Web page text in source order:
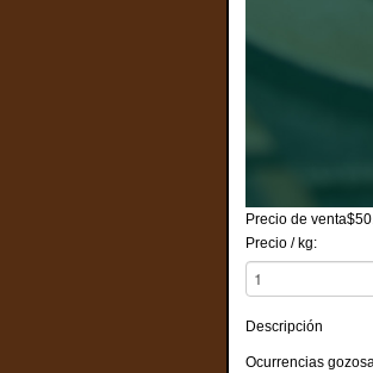
Precio de venta
Precio / kg:
Descripción
Ocurrencias